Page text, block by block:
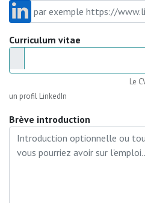
Curriculum vitae
Le
un profil LinkedIn
Brève introduction